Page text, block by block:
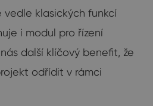
vedle klasických funkcí
i modul pro řízení
další klíčový benefit, že
odřídit v rámci